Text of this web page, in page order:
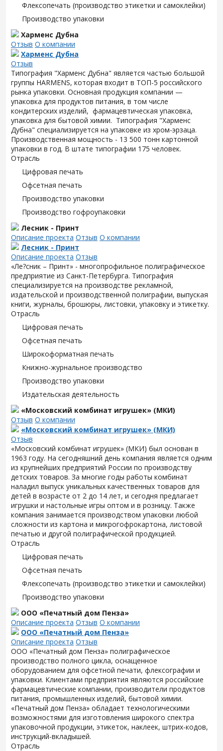
Флексопечать (производство этикетки и самоклейки)
Производство упаковки
Харменс Дубна
Отзыв О компании
Харменс Дубна
Отзыв
Типография "Харменс Дубна" является частью большой
группы HARMENS, которая входит в ТОП-5 российского
рынка упаковки. Основная продукция компании —
упаковка для продуктов питания, в том числе
кондитерских изделий, фармацевтическая упаковка,
упаковка для бытовой химии. Типография "Харменс
Дубна" специализируется на упаковке из хром-эрзаца.
Производственная мощность - 13 500 тонн картонной
упаковки в год. В штате типографии 175 человек.
Отрасль
Цифровая печать
Офсетная печать
Производство упаковки
Производство гофроупаковки
Лесник - Принт
Описание проекта Отзыв О компании
Лесник - Принт
Описание проекта Отзыв
«Ле?сник – Принт» - многопрофильное полиграфическое
предприятие из Санкт-Петербурга. Типография
специализируется на производстве рекламной,
издательской и производственной полиграфии, выпуская
книги, журналы, брошюры, листовки, упаковку и этикетку.
Отрасль
Цифровая печать
Офсетная печать
Широкоформатная печать
Книжно-журнальное производство
Производство упаковки
Издательская деятельность
«Московский комбинат игрушек» (МКИ)
Отзыв О компании
«Московский комбинат игрушек» (МКИ)
Отзыв
«Московский комбинат игрушек» (МКИ) был основан в
1963 году. На сегодняшний день компания является одним
из крупнейших предприятий России по производству
детских товаров. За многие годы работы комбинат
наладил выпуск уникальных качественных товаров для
детей в возрасте от 2 до 14 лет, и сегодня предлагает
игрушки и настольные игры оптом и в розницу. Также
компания занимается производством упаковки любой
сложности из картона и микрогофрокартона, листовой
печатью и другой полиграфической продукцией.
Отрасль
Цифровая печать
Офсетная печать
Флексопечать (производство этикетки и самоклейки)
Производство упаковки
ООО «Печатный дом Пенза»
Описание проекта Отзыв О компании
ООО «Печатный дом Пенза»
Описание проекта Отзыв
ООО «Печатный дом Пенза» полиграфическое
производство полного цикла, оснащенное
оборудованием для офсетной печати, флексографии и
упаковки. Клиентами предприятия являются российские
фармацевтические компании, производители продуктов
питания, промышленных изделий, бытовой химии.
«Печатный дом Пенза» обладает технологическими
возможностями для изготовления широкого спектра
упаковочной продукции, этикеток, наклеек, штрих-кодов,
инструкций-вкладышей.
Отрасль